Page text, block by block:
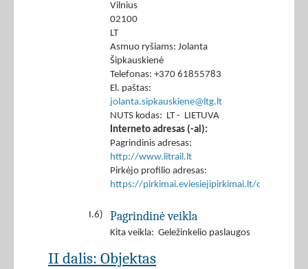
Vilnius
02100
LT
Asmuo ryšiams: Jolanta
Šipkauskienė
Telefonas: +370 61855783
El. paštas:
jolanta.sipkauskiene@ltg.lt
NUTS kodas: LT - LIETUVA
Interneto adresas (-ai):
Pagrindinis adresas:
http://www.litrail.lt
Pirkėjo profilio adresas:
https://pirkimai.eviesiejipirkimai.lt/ctm/
I.6) Pagrindinė veikla
Kita veikla: Geležinkelio paslaugos
II dalis: Objektas